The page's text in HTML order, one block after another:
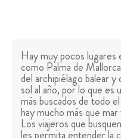
Hay muy pocos lugares
como Palma de
del archipiélago balear
sol al año, por lo que es
más buscados de todo
hay mucho más que
Los viajeros que